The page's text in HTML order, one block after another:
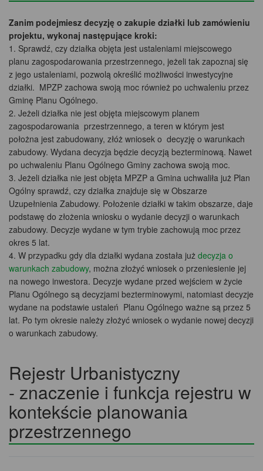
Zanim podejmiesz decyzję o zakupie działki lub zamówieniu
projektu, wykonaj następujące kroki:
1. Sprawdź, czy działka objęta jest ustaleniami miejscowego
planu zagospodarowania przestrzennego, jeżeli tak zapoznaj się
z jego ustaleniami, pozwolą określić możliwości inwestycyjne
działki. MPZP zachowa swoją moc również po uchwaleniu przez
Gminę Planu Ogólnego.
2. Jeżeli działka nie jest objęta miejscowym planem
zagospodarowania przestrzennego, a teren w którym jest
położna jest zabudowany, złóż wniosek o decyzję o warunkach
zabudowy. Wydana decyzja będzie decyzją bezterminową. Nawet
po uchwaleniu Planu Ogólnego Gminy zachowa swoją moc.
3. Jeżeli działka nie jest objęta MPZP a Gmina uchwaliła już Plan
Ogólny sprawdź, czy działka znajduje się w Obszarze
Uzupełnienia Zabudowy. Położenie działki w takim obszarze, daje
podstawę do złożenia wniosku o wydanie decyzji o warunkach
zabudowy. Decyzje wydane w tym trybie zachowują moc przez
okres 5 lat.
4. W przypadku gdy dla działki wydana została już decyzja o
warunkach zabudowy, można złożyć wniosek o przeniesienie jej
na nowego inwestora. Decyzje wydane przed wejściem w życie
Planu Ogólnego są decyzjami bezterminowymi, natomiast decyzje
wydane na podstawie ustaleń Planu Ogólnego ważne są przez 5
lat. Po tym okresie należy złożyć wniosek o wydanie nowej decyzji
o warunkach zabudowy.
Rejestr Urbanistyczny
- znaczenie i funkcja rejestru w
kontekście planowania
przestrzennego